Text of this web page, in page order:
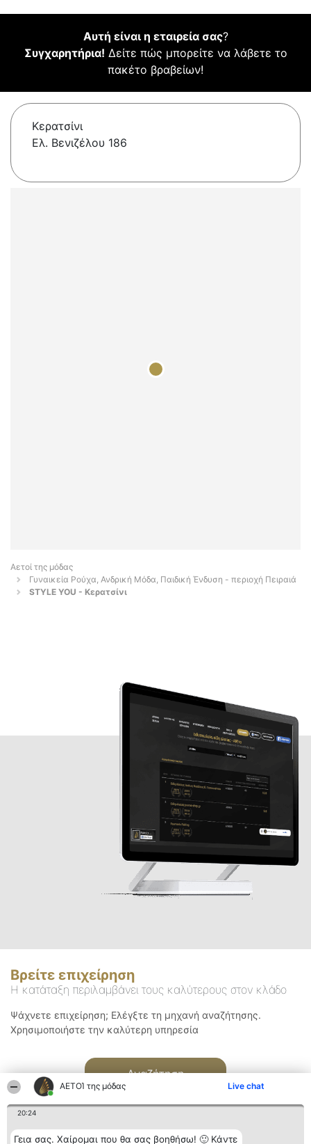
ΑΕΤΟΊ της μόδας Live chat
20:24
Γεια σας. Χαίρομαι που θα σας βοηθήσω! 🙂 Κάντε
Αυτή είναι η εταιρεία σας?
Συγχαρητήρια! Δείτε πώς μπορείτε να λάβετε το
πακέτο βραβείων!
Κερατσίνι
Ελ. Βενιζέλου 186
Αετοί της μόδας
Γυναικεία Ρούχα, Ανδρική Μόδα, Παιδική Ένδυση - περιοχή Πειραιά
STYLE YOU - Κερατσίνι
Βρείτε επιχείρηση
Η κατάταξη περιλαμβάνει τους καλύτερους στον κλάδο
Ψάχνετε επιχείρηση; Ελέγξτε τη μηχανή αναζήτησης.
Χρησιμοποιήστε την καλύτερη υπηρεσία
Αναζήτηση